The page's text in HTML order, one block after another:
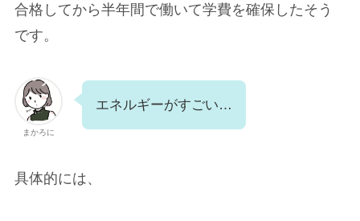
合格してから半年間で働いて学費を確保したそう
です。
まかろに
エネルギーがすごい…
具体的には、